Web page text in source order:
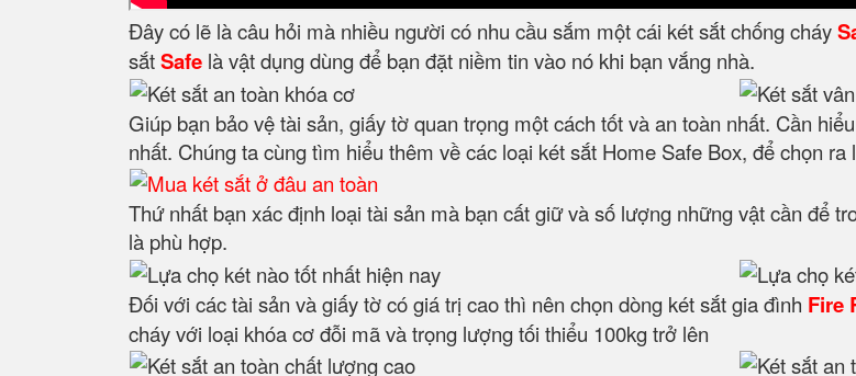
Đây có lẽ là câu hỏi mà nhiều người có nhu cầu sắm một cái két sắt chống cháy
sắtSafe là vật dụng dùng để bạn đặt niềm tin vào nó khi bạn vắng nhà.
Giúp bạn bảo vệ tài sản, giấy tờ quan trọng một cách tốt và an toàn nhất. Cần
nhất. Chúng ta cùng tìm hiểu thêm về các loại két sắt Home Safe Box, để chọn
Thứ nhất bạn xác định loại tài sản mà bạn cất giữ và số lượng những vật cần để
là phù hợp.
Đối với các tài sản và giấy tờ có giá trị cao thì nên chọn dòng két sắt gia đình Fire
cháy với loại khóa cơ đỗi mã và trọng lượng tối thiểu 100kg trở lên